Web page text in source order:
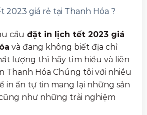
2023 giá rẻ tại Thanh Hóa ?
cầu đặt in lịch tết 2023 giá
và đang không biết địa chỉ
lượng thì hãy tìm hiểu và liên
Thanh Hóa Chúng tôi với nhiều
in ấn tự tin mang lại những sản
như những trải nghiệm